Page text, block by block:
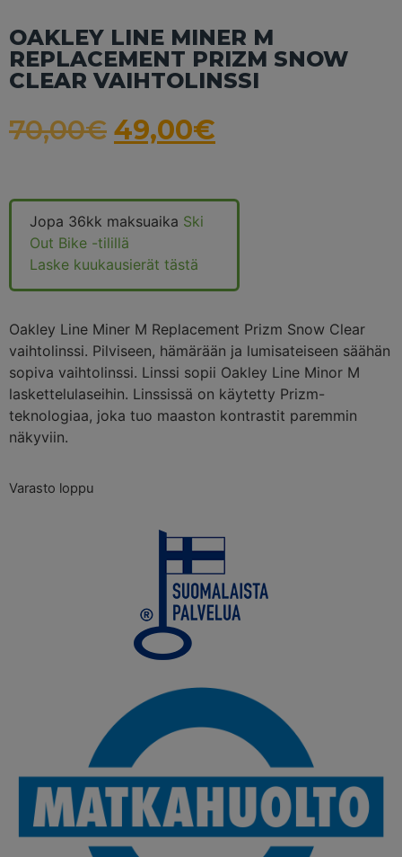
OAKLEY LINE MINER M
REPLACEMENT PRIZM SNOW
CLEAR VAIHTOLINSSI
70,00€ 49,00€
Jopa 36kk maksuaika Ski
Out Bike -tilillä
Laske kuukausierät tästä
Oakley Line Miner M Replacement Prizm Snow Clear
vaihtolinssi. Pilviseen, hämärään ja lumisateiseen säähän
sopiva vaihtolinssi. Linssi sopii Oakley Line Minor M
laskettelulaseihin. Linssissä on käytetty Prizm-
teknologiaa, joka tuo maaston kontrastit paremmin
näkyviin.
Varasto loppu